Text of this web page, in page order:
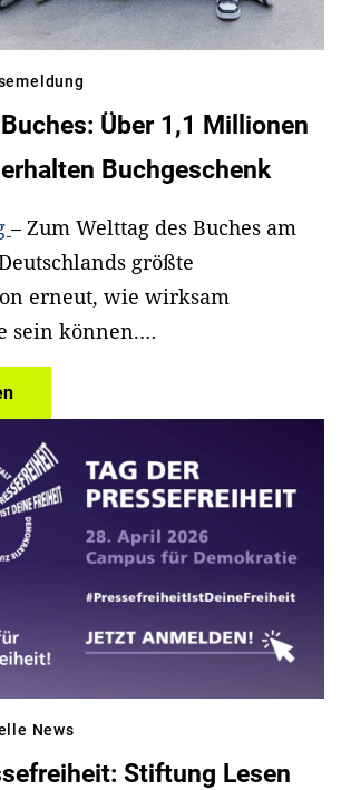
Über 1,1 Millionen
Buchgeschenk
– Zum Welttag des Buches am
größte
erneut, wie wirksam
sein können.…
News
Stiftung Lesen